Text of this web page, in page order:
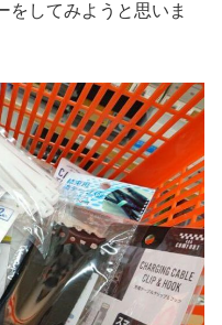
をしてみようと思いま